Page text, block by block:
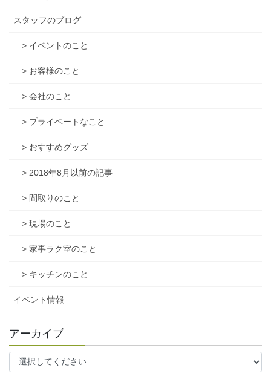
スタッフのブログ
> イベントのこと
> お客様のこと
> 会社のこと
> プライベートなこと
> おすすめグッズ
> 2018年8月以前の記事
> 間取りのこと
> 現場のこと
> 家事ラク室のこと
> キッチンのこと
イベント情報
アーカイブ